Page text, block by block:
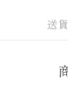
送